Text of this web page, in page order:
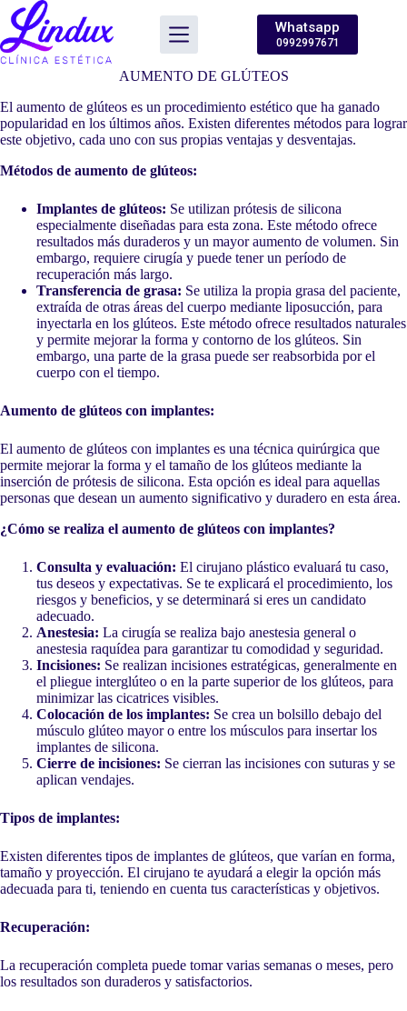
Saltar
contenido
Whatsapp
0992997671
AUMENTO DE GLÚTEOS
El aumento de glúteos es un procedimiento estético que ha ganado
popularidad en los últimos años. Existen diferentes métodos para lograr
este objetivo, cada uno con sus propias ventajas y desventajas.
Métodos de aumento de glúteos:
Implantes de glúteos: Se utilizan prótesis de silicona
especialmente diseñadas para esta zona. Este método ofrece
resultados más duraderos y un mayor aumento de volumen. Sin
embargo, requiere cirugía y puede tener un período de
recuperación más largo.
Transferencia de grasa: Se utiliza la propia grasa del paciente,
extraída de otras áreas del cuerpo mediante liposucción, para
inyectarla en los glúteos. Este método ofrece resultados naturales
y permite mejorar la forma y contorno de los glúteos. Sin
embargo, una parte de la grasa puede ser reabsorbida por el
cuerpo con el tiempo.
Aumento de glúteos con implantes:
El aumento de glúteos con implantes es una técnica quirúrgica que
permite mejorar la forma y el tamaño de los glúteos mediante la
inserción de prótesis de silicona. Esta opción es ideal para aquellas
personas que desean un aumento significativo y duradero en esta área.
¿Cómo se realiza el aumento de glúteos con implantes?
Consulta y evaluación: El cirujano plástico evaluará tu caso,
tus deseos y expectativas. Se te explicará el procedimiento, los
riesgos y beneficios, y se determinará si eres un candidato
adecuado.
Anestesia: La cirugía se realiza bajo anestesia general o
anestesia raquídea para garantizar tu comodidad y seguridad.
Incisiones: Se realizan incisiones estratégicas, generalmente en
el pliegue interglúteo o en la parte superior de los glúteos, para
minimizar las cicatrices visibles.
Colocación de los implantes: Se crea un bolsillo debajo del
músculo glúteo mayor o entre los músculos para insertar los
implantes de silicona.
Cierre de incisiones: Se cierran las incisiones con suturas y se
aplican vendajes.
Tipos de implantes:
Existen diferentes tipos de implantes de glúteos, que varían en forma,
tamaño y proyección. El cirujano te ayudará a elegir la opción más
adecuada para ti, teniendo en cuenta tus características y objetivos.
Recuperación:
La recuperación completa puede tomar varias semanas o meses, pero
los resultados son duraderos y satisfactorios.